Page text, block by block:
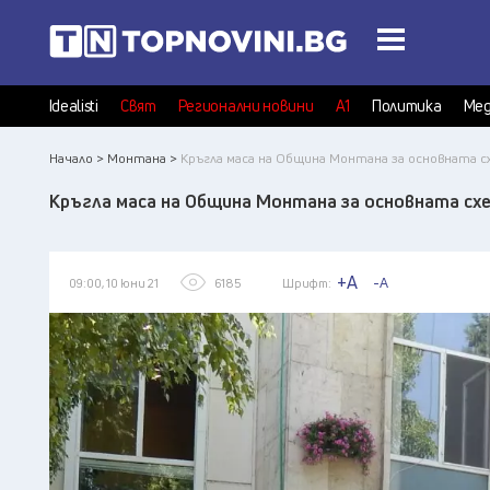
Idealisti Свят Регионални новини А1 Политика
Начало > Монтана > Кръгла маса на Община Монтана за основната
Кръгла маса на Община Монтана за основната
09:00, 10 юни 21 6185 Шрифт: +A -A